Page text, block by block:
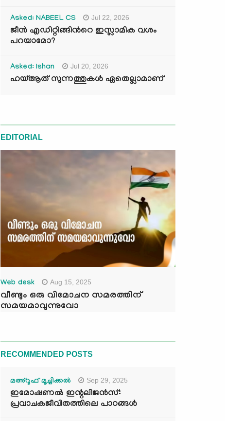
Asked: NABEEL CS Jul 22, 2026
ജീൻ എഡിറ്റിങ്ങിന്‍റെ ഇസ്ലാമിക വശം
പറയാമോ?
Asked: Ishan Jul 20, 2026
ഹയ്ആത് സുന്നത്തുകൾ ഏതെല്ലാമാണ്
EDITORIAL
Web desk Aug 15, 2025
വീണ്ടും ഒരു വിമോചന സമരത്തിന്
സമയമാവുന്നുവോ
RECOMMENDED POSTS
മഅ്റൂഫ് മൂച്ചിക്കല്‍ Sep 29, 2025
ഇമോഷണൽ ഇന്റലിജൻസ്:
പ്രവാചകജീവിതത്തിലെ പാഠങ്ങൾ